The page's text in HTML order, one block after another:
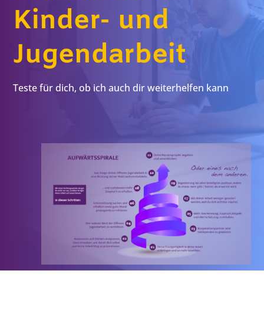
Kinder- und
Jugendarbeit
Teste für dich, ob ich auch dir weiterhelfen kann